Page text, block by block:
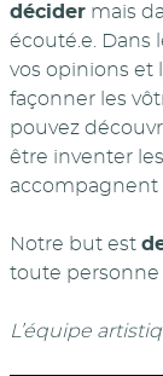
décider mais
écouté.e. Dans
vos opinions et
façonner les
pouvez
être inventer
accompagnent
Notre but est
toute personne
L’équipe